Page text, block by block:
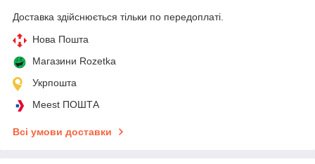
Доставка здійснюється тільки по передоплаті.
Нова Пошта
Магазини Rozetka
Укрпошта
Meest ПОШТА
Всі умови доставки